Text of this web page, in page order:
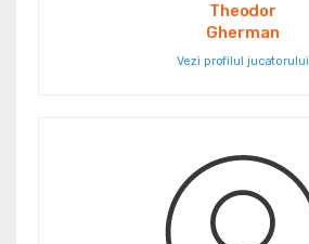
Theodor
Gherman
Vezi profilul jucatorului